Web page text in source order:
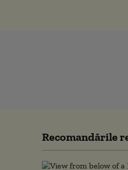
Recomandările